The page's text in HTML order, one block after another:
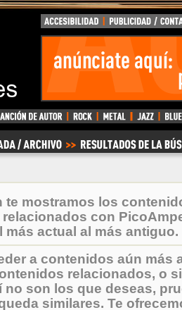
te mostramos los
relacionados con
más actual al más antiguo.
a contenidos aún más
relacionados, o
no son los que deseas,
similares. Te